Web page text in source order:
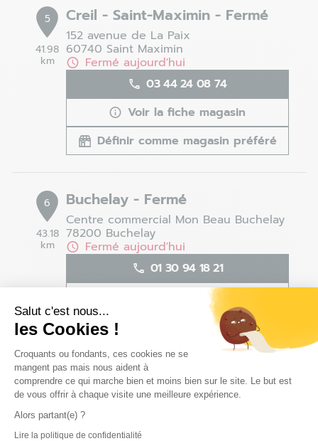
Salut c'est nous...
les Cookies !
Plateforme de Gestion du
Croquants ou fondants, ces cookies ne se
mangent pas mais nous aident à
comprendre ce qui marche bien et moins bien sur le site. Le but est
de vous offrir à chaque visite une meilleure expérience.
Alors partant(e) ?
Lire la politique de confidentialitéAxeptio consent
5
41.98
km
Creil - Saint-Maximin - Fermé
152 avenue de La Paix
60740 Saint Maximin
Fermé aujourd'hui
03 44 24 08 74
Voir la fiche magasin
Définir comme magasin préféré
6
43.18
km
Buchelay - Fermé
Centre commercial Mon Beau Buchelay
78200 Buchelay
Fermé aujourd'hui
01 30 94 18 21
Voir la fiche magasin
Définir comme magasin préféré
7
59.1 km
Beauvais - Allonne - Fermé
Rue Paul Gréber
60000 Allonne
Fermé aujourd'hui